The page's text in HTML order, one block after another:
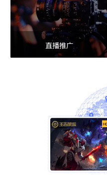
直播推广